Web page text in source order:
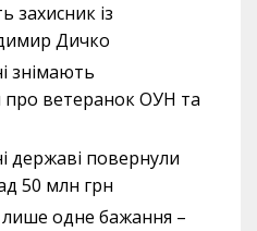
захисник із
Дичко
знімають
ветеранок ОУН та
державі повернули
50 млн грн
лише одне бажання –